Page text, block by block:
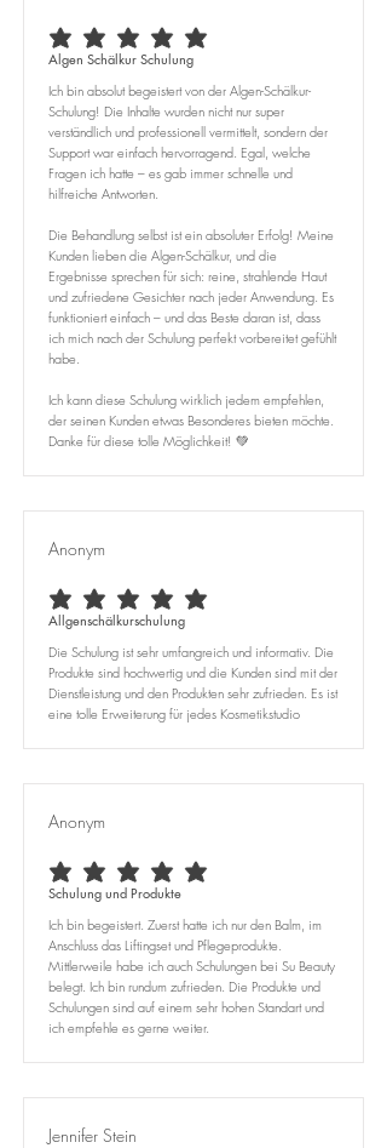
average rating is 5 out of 5
Algen Schälkur Schulung
Ich bin absolut begeistert von der Algen-Schälkur-
Schulung! Die Inhalte wurden nicht nur super
verständlich und professionell vermittelt, sondern der
Support war einfach hervorragend. Egal, welche
Fragen ich hatte – es gab immer schnelle und
hilfreiche Antworten.
Die Behandlung selbst ist ein absoluter Erfolg! Meine
Kunden lieben die Algen-Schälkur, und die
Ergebnisse sprechen für sich: reine, strahlende Haut
und zufriedene Gesichter nach jeder Anwendung. Es
funktioniert einfach – und das Beste daran ist, dass
ich mich nach der Schulung perfekt vorbereitet gefühlt
habe.
Ich kann diese Schulung wirklich jedem empfehlen,
der seinen Kunden etwas Besonderes bieten möchte.
Danke für diese tolle Möglichkeit! 💚
Anonym
average rating is 5 out of 5
Allgenschälkurschulung
Die Schulung ist sehr umfangreich und informativ. Die
Produkte sind hochwertig und die Kunden sind mit der
Dienstleistung und den Produkten sehr zufrieden. Es ist
eine tolle Erweiterung für jedes Kosmetikstudio
Anonym
average rating is 5 out of 5
Schulung und Produkte
Ich bin begeistert. Zuerst hatte ich nur den Balm, im
Anschluss das Liftingset und Pflegeprodukte.
Mittlerweile habe ich auch Schulungen bei Su Beauty
belegt. Ich bin rundum zufrieden. Die Produkte und
Schulungen sind auf einem sehr hohen Standart und
ich empfehle es gerne weiter.
Jennifer Stein